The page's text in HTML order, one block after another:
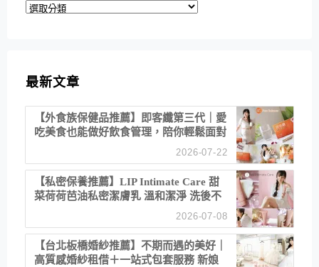
分
最新文章
【外食族保健品推薦】即客纖第三代｜愛
吃美食也能做好飲食管理，陪你輕鬆面對
2026-07-22
【私密保養推薦】LIP Intimate Care 甜
菜荷荷芭油私密潔膚乳 溫和潔淨 洗後不
2026-07-08
【台北板橋婚紗推薦】不期而遇的美好｜
高質感婚紗租借＋一站式包套服務 新娘